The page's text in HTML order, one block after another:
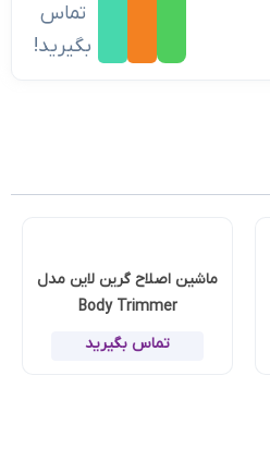
تماس
بگیرید!
ماشین اصلاح گرین لاین مدل
Body Trimmer
تماس بگیرید